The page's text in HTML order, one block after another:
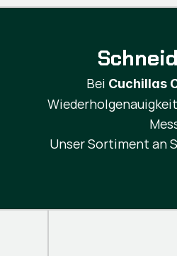
Bei Cuchillas
Unser Sortiment an